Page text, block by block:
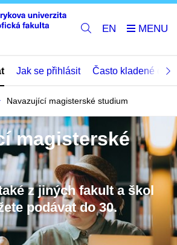
EN
Jak se přihlásit Často kladené
Navazující magisterské studium
magisterské
z jiných fakult a škol
podávat do 30.